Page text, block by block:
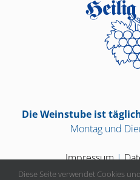
Die Weinstube ist
Montag und
Impressum|
Diese Seite verwendet Cookies und